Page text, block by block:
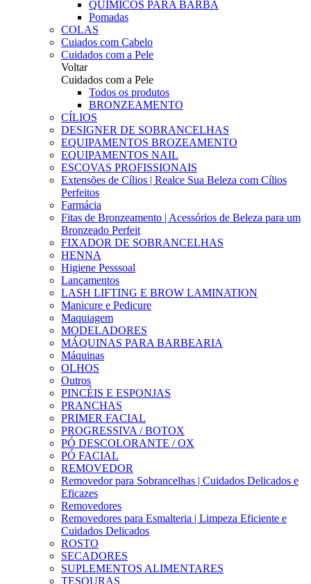
QUIMICOS PARA BARBA
Pomadas
COLAS
Cuiados com Cabelo
Cuidados com a Pele
Voltar
Cuidados com a Pele
Todos os produtos
BRONZEAMENTO
CÍLIOS
DESIGNER DE SOBRANCELHAS
EQUIPAMENTOS BROZEAMENTO
EQUIPAMENTOS NAIL
ESCOVAS PROFISSIONAIS
Extensões de Cílios | Realce Sua Beleza com Cílios
Perfeitos
Farmácia
Fitas de Bronzeamento | Acessórios de Beleza para um
Bronzeado Perfeit
FIXADOR DE SOBRANCELHAS
HENNA
Higiene Pesssoal
Lançamentos
LASH LIFTING E BROW LAMINATION
Manicure e Pedicure
Maquiagem
MODELADORES
MÁQUINAS PARA BARBEARIA
Máquinas
OLHOS
Outros
PINCÉIS E ESPONJAS
PRANCHAS
PRIMER FACIAL
PROGRESSIVA / BOTOX
PÓ DESCOLORANTE / OX
PÓ FACIAL
REMOVEDOR
Removedor para Sobrancelhas | Cuidados Delicados e
Eficazes
Removedores
Removedores para Esmalteria | Limpeza Eficiente e
Cuidados Delicados
ROSTO
SECADORES
SUPLEMENTOS ALIMENTARES
TESOURAS